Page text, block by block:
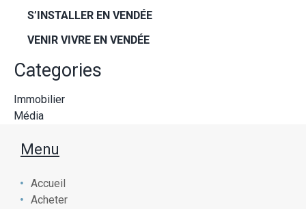
S’INSTALLER EN VENDÉE
VENIR VIVRE EN VENDÉE
Categories
Immobilier
Média
Menu
Accueil
Acheter